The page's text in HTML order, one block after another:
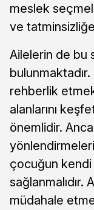
meslek
ve
Ailelerin de bu
rehberlik
alanlarını
önemlidir.
çocuğun kendi
sağlanmalıdır.
müdahale